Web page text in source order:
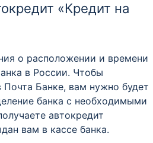
«Кредит на
о расположении и времени
в России. Чтобы
Банке, вам нужно будет
банка с необходимыми
автокредит
вам в кассе банка.